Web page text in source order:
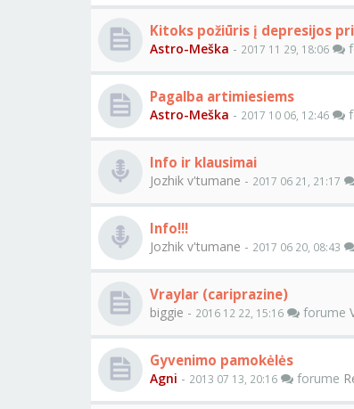
Kitoks požiūris į depresijos
Astro-Meška - 2017 11 29, 18:06
Pagalba artimiesiems
Astro-Meška - 2017 10 06, 12:46
Info ir klausimai
Jozhik v'tumane - 2017 06 21, 21:17
Info!!!
Jozhik v'tumane - 2017 06 20, 08:43
Vraylar (cariprazine)
biggie - 2016 12 22, 15:16 forume
Gyvenimo pamokėlės
Agni - 2013 07 13, 20:16 forume